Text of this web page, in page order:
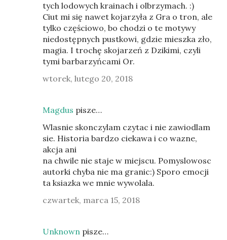
tych lodowych krainach i olbrzymach. :)
Ciut mi się nawet kojarzyła z Gra o tron, ale
tylko częściowo, bo chodzi o te motywy
niedostępnych pustkowi, gdzie mieszka zło,
magia. I trochę skojarzeń z Dzikimi, czyli
tymi barbarzyńcami Or.
wtorek, lutego 20, 2018
Magdus pisze…
Wlasnie skonczylam czytac i nie zawiodlam
sie. Historia bardzo ciekawa i co wazne,
akcja ani
na chwile nie staje w miejscu. Pomyslowosc
autorki chyba nie ma granic:) Sporo emocji
ta ksiazka we mnie wywolala.
czwartek, marca 15, 2018
Unknown pisze…